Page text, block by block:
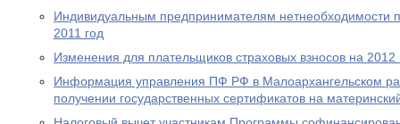
Индивидуальным предпринимателям нетнеобходимости
2011 год
Изменения для плательщиков страховых взносов на 2012
Информация управления ПФ РФ в Малоархангельском
получении государственных сертификатов на